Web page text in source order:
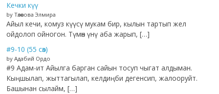
Кечки күү
by Төлөкова Элмира
Айыл кечи, комуз күүсү мукам бир, кылын тартып жел
ойдолоп ойногон. Түмөн үнү аба жарып, […]
#9-10 (55 сөз)
by Адабий Ордо
#9 Адам-ит Айылга барган сайын тосуп чыгат алдыман.
Кыңшылап, жыттагылап, келдиңби дегенсип, жалооруйт.
Башынан сылайм, […]